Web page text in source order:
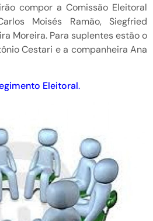
compor a Comissão Eleitoral
Moisés Ramão, Siegfried
Moreira. Para suplentes estão o
Cestari e a companheira Ana
Eleitoral.